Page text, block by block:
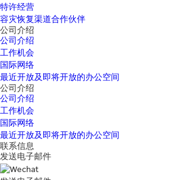
特许经营
容灾恢复渠道合作伙伴
公司介绍
公司介绍
工作机会
国际网络
最近开放及即将开放的办公空间
公司介绍
公司介绍
工作机会
国际网络
最近开放及即将开放的办公空间
联系信息
发送电子邮件